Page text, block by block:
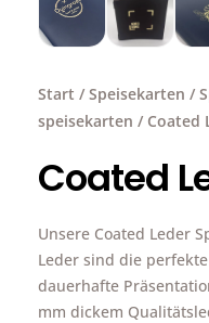
Start / Speisekarten /
speisekarten / Coated
Coated
Unsere Coated Leder
Leder sind die
dauerhafte
mm dickem